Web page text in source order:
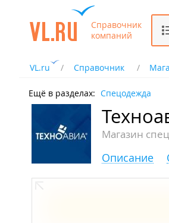
Справочник
компаний
VL.ru Справочник
Ещё в разделах: Спецодежда
Магазин
Описание